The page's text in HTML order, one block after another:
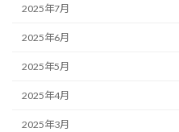
2025年7月
2025年6月
2025年5月
2025年4月
2025年3月